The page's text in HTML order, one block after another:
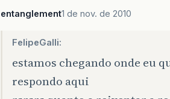
entanglement1 de nov. de 2010
FelipeGalli:
estamos chegando onde eu
respondo aqui